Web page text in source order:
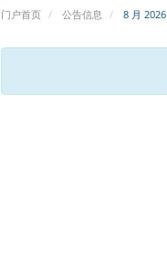
门户首页 公告信息 8 月 2026